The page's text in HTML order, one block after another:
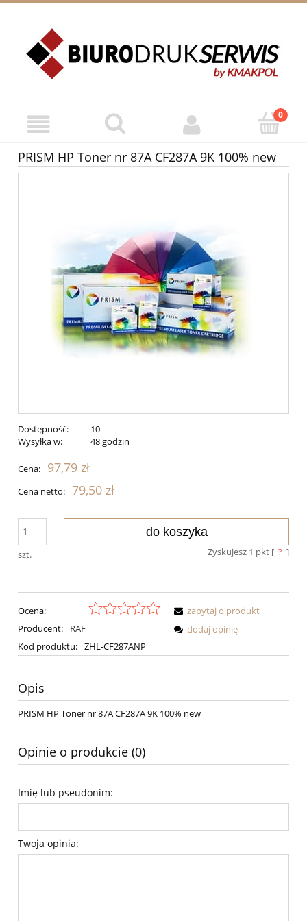
PRISM HP Toner nr 87A CF287A 9K 100% new
Dostępność:
10
Wysyłka w:
48 godzin
Cena: 97,79 zł
Cena netto: 79,50 zł
szt.
do koszyka
Zyskujesz 1 pkt [ ? ]
Ocena:
Producent:
RAF
Kod produktu: ZHL-CF287ANP
zapytaj o produkt
dodaj opinię
Opis
PRISM HP Toner nr 87A CF287A 9K 100% new
Opinie o produkcie (0)
Imię lub pseudonim:
Twoja opinia: